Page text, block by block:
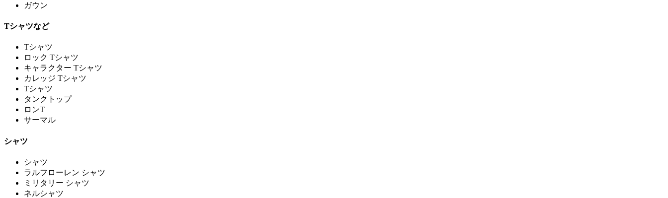
ガウン
Tシャツなど
Tシャツ
ロック Tシャツ
キャラクター Tシャツ
カレッジ Tシャツ
Tシャツ
タンクトップ
ロンT
サーマル
シャツ
シャツ
ラルフローレン シャツ
ミリタリー シャツ
ネルシャツ